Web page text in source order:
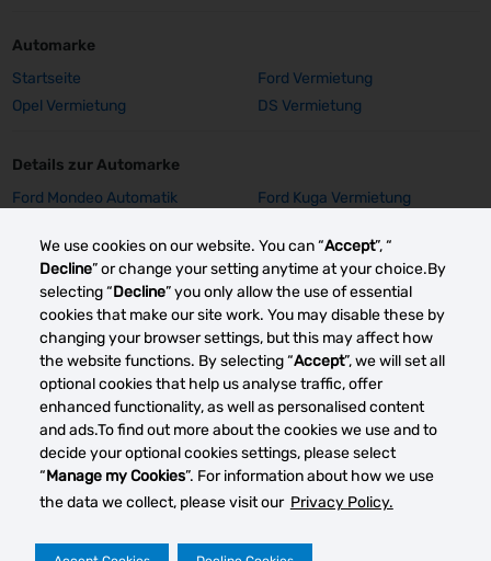
We use cookies on our website. You can “Accept”, “
Decline” or change your setting anytime at your choice.By
selecting “Decline” you only allow the use of essential
cookies that make our site work. You may disable these by
changing your browser settings, but this may affect how
the website functions. By selecting “Accept”, we will set all
optional cookies that help us analyse traffic, offer
enhanced functionality, as well as personalised content
and ads.To find out more about the cookies we use and to
decide your optional cookies settings, please select
“Manage my Cookies”. For information about how we use
the data we collect, please visit our Privacy Policy.
Automarke
Startseite
Ford Vermietung
Opel Vermietung
DS Vermietung
Details zur Automarke
Ford Mondeo Automatik
Ford Kuga Vermietung
Ford Focus SW Vermietung
Ford Focus GPS Vermietung
Ford Focus Aut. Vermietung
Ford Fiesta Vermietung
Opel Insignia Vermietung
Opel Corsa E Vermietung
Mehr sehen
Andere Autovermietung smärkte
Datenschutz Rechtliche Hinweise